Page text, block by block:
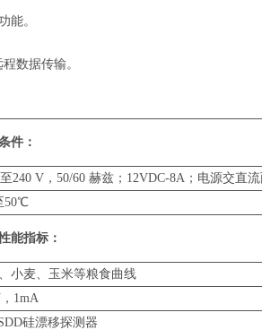
。
据传输。
件：
240 V，50/60 赫兹；12VDC-8A；电源交直
50℃
能指标：
小麦、玉米等粮食曲线
1mA
硅漂移探测器